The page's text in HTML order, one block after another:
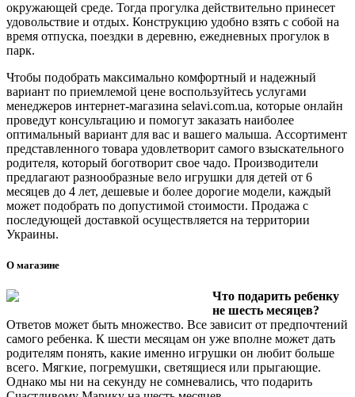
окружающей среде. Тогда прогулка действительно принесет
удовольствие и отдых. Конструкцию удобно взять с собой на
время отпуска, поездки в деревню, ежедневных прогулок в
парк.
Чтобы подобрать максимально комфортный и надежный
вариант по приемлемой цене воспользуйтесь услугами
менеджеров интернет-магазина selavi.com.ua, которые онлайн
проведут консультацию и помогут заказать наиболее
оптимальный вариант для вас и вашего малыша. Ассортимент
представленного товара удовлетворит самого взыскательного
родителя, который боготворит свое чадо. Производители
предлагают разнообразные вело игрушки для детей от 6
месяцев до 4 лет, дешевые и более дорогие модели, каждый
может подобрать по допустимой стоимости. Продажа с
последующей доставкой осуществляется на территории
Украины.
О магазине
Что подарить ребенку
не шесть месяцев?
Ответов может быть множество. Все зависит от предпочтений
самого ребенка. К шести месяцам он уже вполне может дать
родителям понять, какие именно игрушки он любит больше
всего. Мягкие, погремушки, светящиеся или прыгающие.
Однако мы ни на секунду не сомневались, что подарить